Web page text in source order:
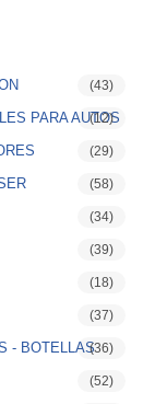
(43)
PARA AUTOS
(12)
(29)
(58)
(34)
(39)
(18)
(37)
- BOTELLAS(36)
(52)